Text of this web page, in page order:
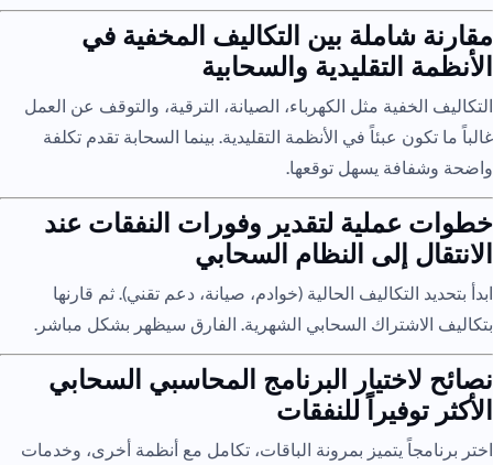
مقارنة شاملة بين التكاليف المخفية في
الأنظمة التقليدية والسحابية
التكاليف الخفية مثل الكهرباء، الصيانة، الترقية، والتوقف عن العمل
غالباً ما تكون عبئاً في الأنظمة التقليدية. بينما السحابة تقدم تكلفة
واضحة وشفافة يسهل توقعها.
خطوات عملية لتقدير وفورات النفقات عند
الانتقال إلى النظام السحابي
ابدأ بتحديد التكاليف الحالية (خوادم، صيانة، دعم تقني). ثم قارنها
بتكاليف الاشتراك السحابي الشهرية. الفارق سيظهر بشكل مباشر.
نصائح لاختيار البرنامج المحاسبي السحابي
الأكثر توفيراً للنفقات
اختر برنامجاً يتميز بمرونة الباقات، تكامل مع أنظمة أخرى، وخدمات